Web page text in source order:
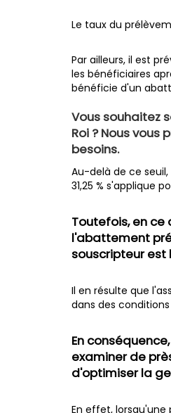
Le taux du
Par ailleurs, il est
les bénéficiaires
bénéficie d'un
Vous souhaitez
Roi ? Nous
besoins.
Au-delà de ce
31,25 % s'applique
Toutefois, en ce
l'abattement
souscripteur
Il en résulte que
dans des
En
examiner de
d'optimiser la
En effet, lorsqu'une